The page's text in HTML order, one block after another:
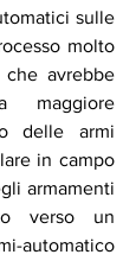
sulle
molto
avrebbe
maggiore
delle armi
in campo
armamenti
verso un
automatico